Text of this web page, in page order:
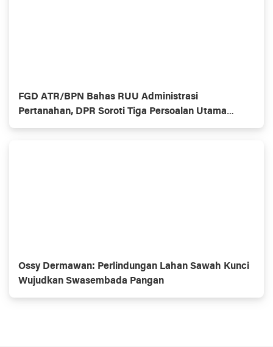
FGD ATR/BPN Bahas RUU Administrasi
Pertanahan, DPR Soroti Tiga Persoalan Utama
Jakarta
Ossy Dermawan: Perlindungan Lahan Sawah Kunci
Wujudkan Swasembada Pangan